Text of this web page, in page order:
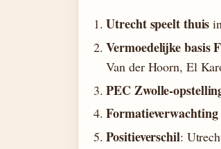
Utrecht speelt thuis
Vermoedelijke basis
Van der Hoorn, El
PEC Zwolle-
Formatieverwachting
Positieverschil: